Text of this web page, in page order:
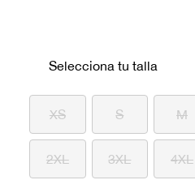
Selecciona tu talla
XS S M
2XL 3XL 4XL